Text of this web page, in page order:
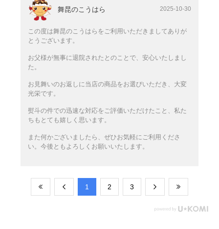
舞昆のこうはら 2025-10-30
この度は舞昆のこうはらをご利用いただきましてありが
とうございます。
お父様が無事に退院されたとのことで、安心いたしまし
た。
お見舞いのお返しに当店の商品をお選びいただき、大変
光栄です。
熨斗の件での迅速な対応をご評価いただけたこと、私た
ちもとても嬉しく思います。
また何かございましたら、ぜひお気軽にご利用くださ
い。今後ともよろしくお願いいたします。
​1 ​2 ​3